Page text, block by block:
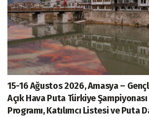
15-16 Ağustos 2026, Amasya –
Açık Hava Puta Türkiye
Programı, Katılımcı Listesi ve Puta